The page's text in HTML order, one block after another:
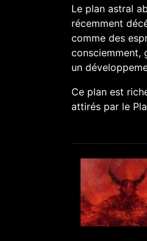
Le plan astral
récemment
comme des
consciemment,
un
Ce plan est
attirés par le